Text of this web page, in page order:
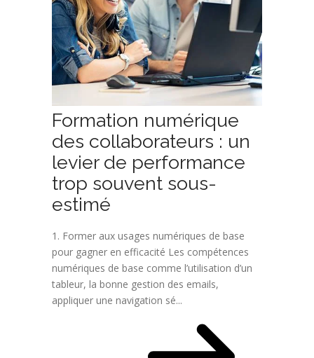
Formation numérique
des collaborateurs : un
levier de performance
trop souvent sous-
estimé
1. Former aux usages numériques de base
pour gagner en efficacité Les compétences
numériques de base comme l’utilisation d’un
tableur, la bonne gestion des emails,
appliquer une navigation sé...